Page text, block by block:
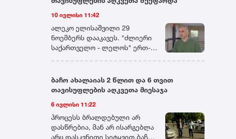
ცემა. დაკავების პროცესში,
მანდატურის სამსახურის სამი
თანამშრომელი ცდილობდა
ალექსანდრე ელისაშვილის
ცეცხლის წაკიდების
საშუალების მოსპობას და
განიარაღებას. თავდამსხმელი,
თავის მხრივ, ცდილობდა
ცეცხლსასროლი იარაღის
ამოღებას და გამოყენებას.
ალექსანდრე ელისაშვილმა
10 ივლისი 11:42
ალეკო ელისაშვილი 29
ნოემბერს დააკავეს. "ძლიერი
საქართველო - ლელოს" ერთ-
პროკურატურამ 30 ნოემბერს
ელისაშვილს თბილისის
ტერორისტული აქტის ჩადენის
მცდელობის ფაქტზე,
საქართველოს სისხლის
სამართლის კოდექსის 19-323-ე
ბაჩო ახალაიას 2 წლით და 6 თვით
თავისუფლების აღკვეთა მიესაჯა
6 ივლისი 11:22
პროცესს ბრალდებული არ
დასწრებია, მან არ ისარგებლა
არც დასკვნითი სიტყვით.ბაჩო